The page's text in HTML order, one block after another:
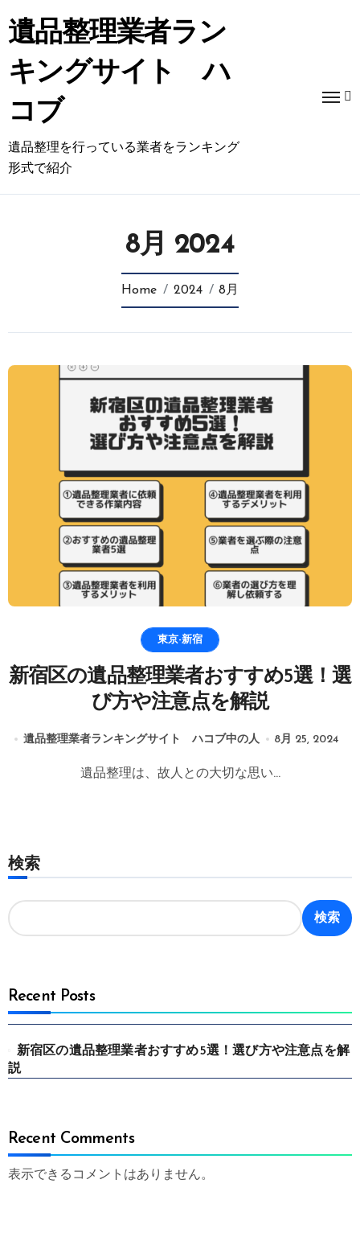
ン
テ
ツ
ッ
プ
遺品整理業者ラン
キングサイト ハ
コブ
遺品整理を行っている業者をランキング
形式で紹介
8月 2024
Home 2024 8月
東京-新宿
新宿区の遺品整理業者おすすめ5選！選
び方や注意点を解説
遺品整理業者ランキングサイト ハコブ中の人 8月 25, 2024
遺品整理は、故人との大切な思い...
検索
検索
Recent Posts
新宿区の遺品整理業者おすすめ5選！選び方や注意点を解
説
Recent Comments
表示できるコメントはありません。